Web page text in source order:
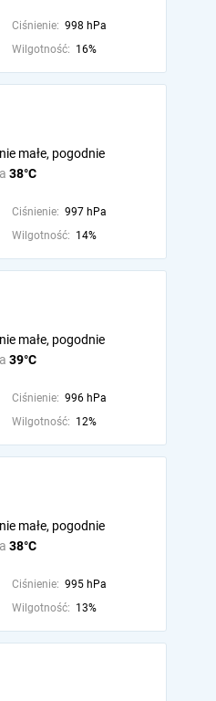
Ciśnienie: 998 hPa
Wilgotność: 16%
38°C
małe, pogodnie
Ciśnienie: 997 hPa
Wilgotność: 14%
39°C
małe, pogodnie
Ciśnienie: 996 hPa
Wilgotność: 12%
38°C
małe, pogodnie
Ciśnienie: 995 hPa
Wilgotność: 13%